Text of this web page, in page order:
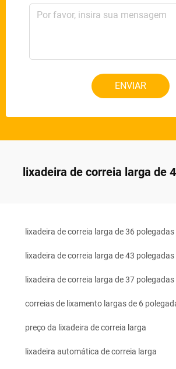
ENVIAR
lixadeira de correia larga de
lixadeira de correia larga de 36 polegadas
lixadeira de correia larga de 43 polegadas
lixadeira de correia larga de 37 polegadas
correias de lixamento largas de 6
preço da lixadeira de correia larga
lixadeira automática de correia larga